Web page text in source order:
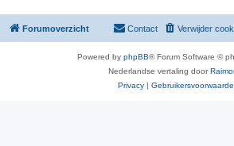
Forumoverzicht Verwijder
Contact
Powered by phpBB® Forum Software ©
Nederlandse vertaling door
Privacy |